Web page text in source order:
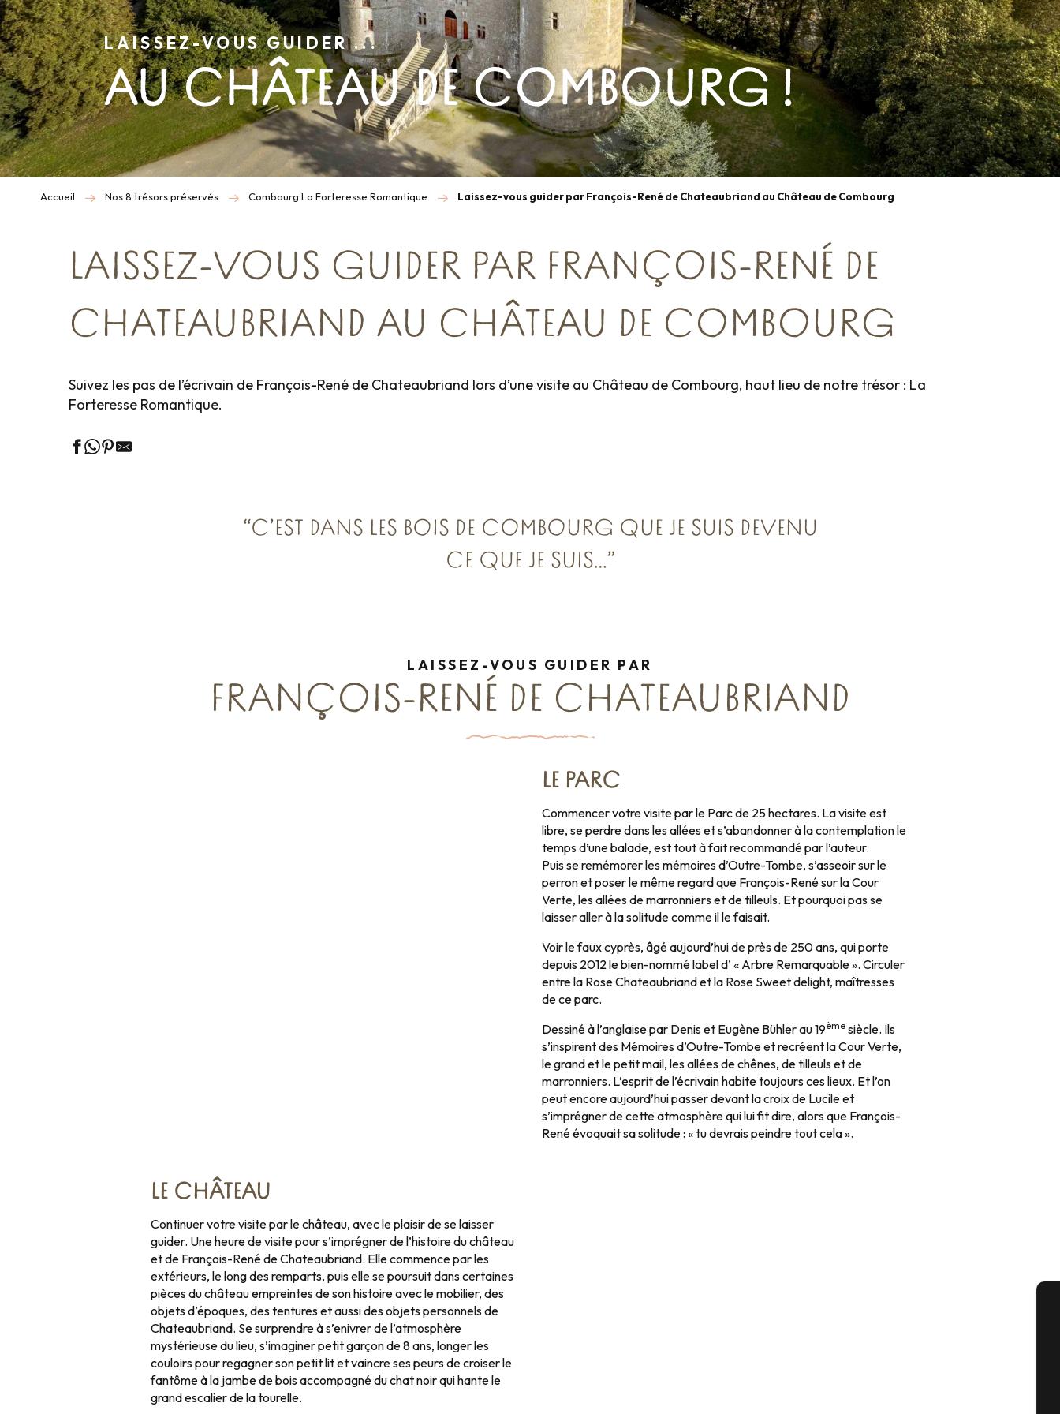
LAISSEZ-VOUS GUIDER ...
AU CHÂTEAU DE COMBOURG !
Accueil Nos 8 trésors préservés Combourg La Forteresse Romantique Laissez-vous guider par François-René de Chateaubriand au Château de Combourg
LAISSEZ-VOUS GUIDER PAR FRANÇOIS-RENÉ DE
CHATEAUBRIAND AU CHÂTEAU DE COMBOURG
Suivez les pas de l’écrivain de François-René de Chateaubriand lors d’une visite au Château de Combourg, haut lieu de notre trésor : La
Forteresse Romantique.
“C’EST DANS LES BOIS DE COMBOURG QUE JE SUIS DEVENU
CE QUE JE SUIS…”
LAISSEZ-VOUS GUIDER PAR
FRANÇOIS-RENÉ DE CHATEAUBRIAND
LE PARC
Commencer votre visite par le Parc de 25 hectares. La visite est
libre, se perdre dans les allées et s’abandonner à la contemplation le
temps d’une balade, est tout à fait recommandé par l’auteur.
Puis se remémorer les mémoires d’Outre-Tombe, s’asseoir sur le
perron et poser le même regard que François-René sur la Cour
Verte, les allées de marronniers et de tilleuls. Et pourquoi pas se
laisser aller à la solitude comme il le faisait.
Voir le faux cyprès, âgé aujourd’hui de près de 250 ans, qui porte
depuis 2012 le bien-nommé label d’ « Arbre Remarquable ». Circuler
entre la Rose Chateaubriand et la Rose Sweet delight, maîtresses
de ce parc.
Dessiné à l’anglaise par Denis et Eugène Bühler au 19ème siècle. Ils
s’inspirent des Mémoires d’Outre-Tombe et recréent la Cour Verte,
le grand et le petit mail, les allées de chênes, de tilleuls et de
marronniers. L’esprit de l’écrivain habite toujours ces lieux. Et l’on
peut encore aujourd’hui passer devant la croix de Lucile et
s’imprégner de cette atmosphère qui lui fit dire, alors que François-
René évoquait sa solitude : « tu devrais peindre tout cela ».
LE CHÂTEAU
Continuer votre visite par le château, avec le plaisir de se laisser
guider. Une heure de visite pour s’imprégner de l’histoire du château
et de François-René de Chateaubriand. Elle commence par les
extérieurs, le long des remparts, puis elle se poursuit dans certaines
pièces du château empreintes de son histoire avec le mobilier, des
objets d’époques, des tentures et aussi des objets personnels de
Chateaubriand. Se surprendre à s’enivrer de l’atmosphère
mystérieuse du lieu, s’imaginer petit garçon de 8 ans, longer les
couloirs pour regagner son petit lit et vaincre ses peurs de croiser le
fantôme à la jambe de bois accompagné du chat noir qui hante le
grand escalier de la tourelle.